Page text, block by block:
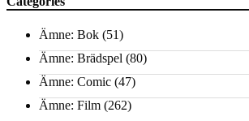
Ämne: Bok (51)
Ämne: Brädspel (80)
Ämne: Comic (47)
Ämne: Film (262)